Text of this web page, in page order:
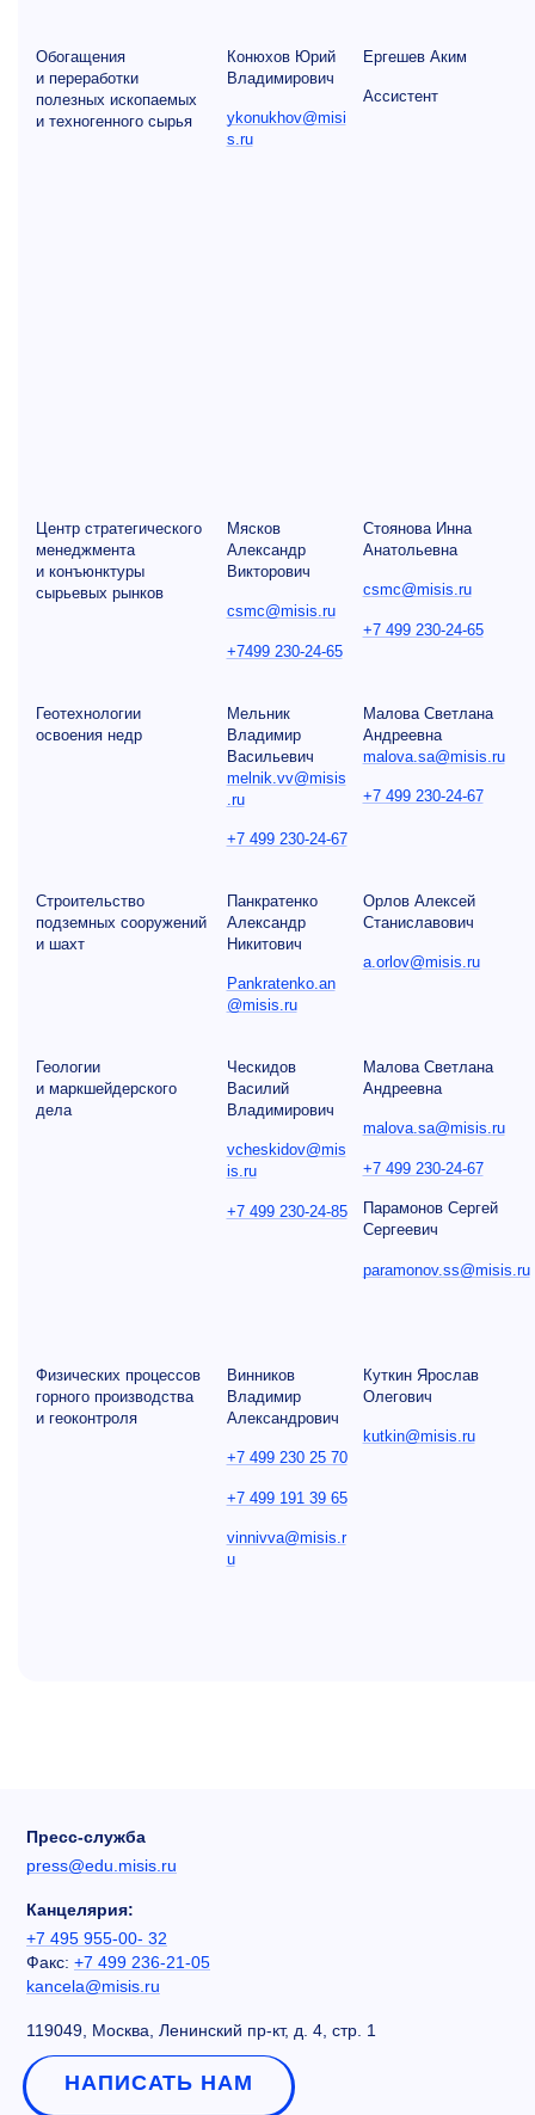
Обогащения
и переработки
полезных ископаемых
и техногенного сырья
Конюхов Юрий
Владимирович
ykonukhov@misi
s.ru
Ергешев Аким
Ассистент
Центр стратегического
менеджмента
и конъюнктуры
сырьевых рынков
Мясков
Александр
Викторович
csmc@misis.ru
+7499 230-24-65
Стоянова Инна
Анатольевна
csmc@misis.ru
+7 499 230-24-65
Геотехнологии
освоения недр
Мельник
Владимир
Васильевич
melnik.vv@misis
.ru
+7 499 230-24-67
Малова Светлана
Андреевна
malova.sa@misis.ru
+7 499 230-24-67
Строительство
подземных сооружений
и шахт
Панкратенко
Александр
Никитович
Pankratenko.an
@misis.ru
Орлов Алексей
Станиславович
a.orlov@misis.ru
Геологии
и маркшейдерского
дела
Ческидов
Василий
Владимирович
vcheskidov@mis
is.ru
+7 499 230-24-85
Малова Светлана
Андреевна
malova.sa@misis.ru
+7 499 230-24-67
Парамонов Сергей
Сергеевич
paramonov.ss@misis.ru
Физических процессов
горного производства
и геоконтроля
Винников
Владимир
Александрович
+7 499 230 25 70
+7 499 191 39 65
vinnivva@misis.r
u
Куткин Ярослав
Олегович
kutkin@misis.ru
Пресс-служба
press@edu.misis.ru
Канцелярия:
+7 495 955-00- 32
Факс: +7 499 236-21-05
kancela@misis.ru
119049, Москва, Ленинский пр-кт, д. 4, стр. 1
НАПИСАТЬ НАМ